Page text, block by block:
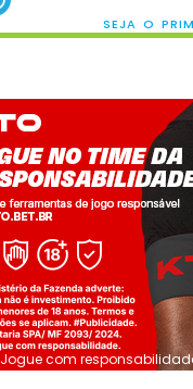
SEJA O
Jogue com